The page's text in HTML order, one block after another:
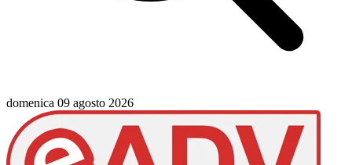
domenica 09 agosto 2026